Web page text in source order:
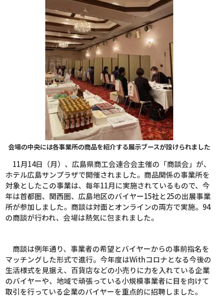
会場の中央には各事業所の商品を紹介する展示ブースが設けられました
11月14日（月）、広島県商工会連合会主催の「商談会」が、
ホテル広島サンプラザで開催されました。商品関係の事業所を
対象としたこの事業は、毎年11月に実施されているもので、今
年は首都圏、関西圏、広島地区のバイヤー15社と25の出展事業
所が参加しました。商談は対面とオンラインの両方で実施。 94
の商談が行われ、会場は熱気に包まれました。
商談は例年通り、事業者の希望とバイヤーからの事前指名を
マッチングした形式で進行。今年度はWithコロナとなる今後の
生活様式を見据え、百貨店などの小売りに力を入れている企業
のバイヤーや、地域で頑張っている小規模事業者に目を向けて
取引を行っている企業のバイヤーを重点的に招聘しました。